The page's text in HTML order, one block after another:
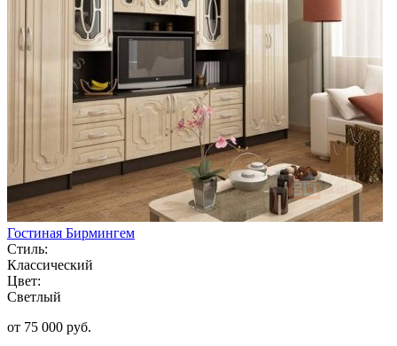
Гостиная Бирмингем
Стиль:
Классический
Цвет:
Светлый
от 75 000 руб.